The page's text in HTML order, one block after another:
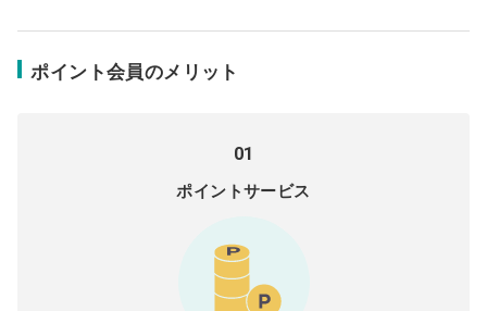
ポイント会員のメリット
01
ポイントサービス